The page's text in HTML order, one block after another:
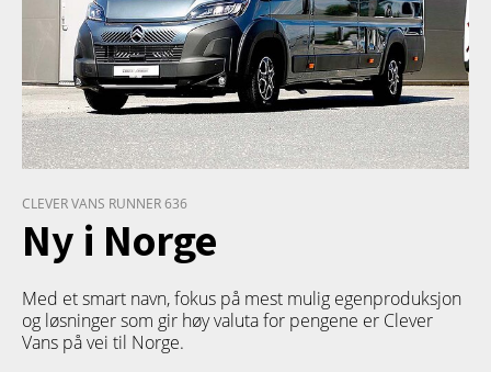
CLEVER VANS RUNNER 636
Ny i Norge
Med et smart navn, fokus på mest mulig egenproduksjon
og løsninger som gir høy valuta for pengene er Clever
Vans på vei til Norge.